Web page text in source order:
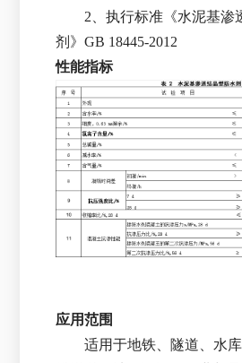
2、执行标准《水泥基渗
剂》GB 18445-2012
性能指标
应用范围
适用于地铁、隧道、水